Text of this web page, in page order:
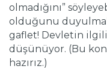
olmadığını”
olduğunu
gaflet! Devletin
düşünüyor. (Bu
hazırız.)